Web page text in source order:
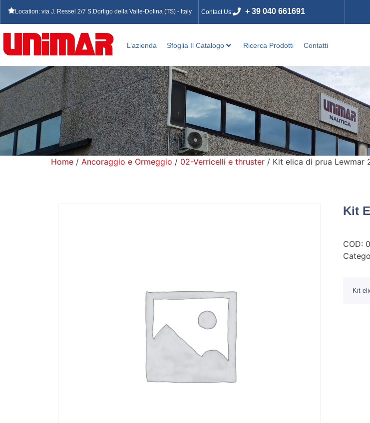
Location: via J. Ressel 2/7 S.Dorligo della Valle-Dolina (TS) - Italy Contact Us: + 39 040 661691
L’azienda Sfoglia Il Catalogo Ricerca Prodotti Contatti
Home / Ancoraggio e Ormeggio / 02-Verricelli e thruster / Kit elica di prua Lewmar
Kit
COD:
Kit